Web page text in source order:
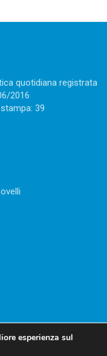
quotidiana registrata
2016
39
esperienza sul